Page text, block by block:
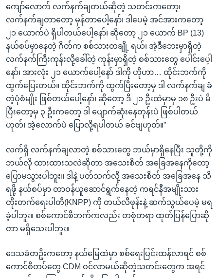
ကျော်လောက် လက်နက်ချတယ်ဆိုတဲ့ သတင်းကတော့၊
လက်နက်ချတာတော့ မှန်တာပေါ့နော်၊ ဒါပေမဲ့ အင်အားကတော့
၂၁ ယောက်ပဲ ရှိပါတယ်ပေါ့နော်၊ ဆိုတော့ ၂၁ ယောက် BP (13)
နယ်စပ်မှာနေတဲ့ ဂိတ်က စစ်သားတချို့ ရယ်၊ အဲ့ဒီဘေးမှာရှိတဲ့
လက်နက်ကြီးကုန်းလို့ခေါ်တဲ့ ကုန်းမှာရှိတဲ့ စစ်သားတွေ ပေါင်းပေ့ါ
နော်၊ အားလုံး ၂၁ ယောက်ပေါ့နော် ဒါကို ဟိုဟာ… ထိုင်းဘက်ကို
ထွက်ပြေးတယ်။ ထိုင်းဘက်ကို ထွက်ပြီးတော့မှ ဒါ လက်နက်ချ ခံ
တဲ့ပုံစံမျိုး ဖြစ်တယ်ပေါ့နော်၊ ဆိုတော့ ဒီ ၂၁ ဦးထဲမှာမှ ၁၈ ဦးပဲ မိ
ပြီးတော့မှ ၃ ဦးကတော့ ဒါ ပျောက်ဆုံးနေတုန်းပဲ ဖြစ်ပါတယ်
ဟုတ်၊ အဲ့လောက်ပဲ ပြောလို့ရပါတယ် ခင်ဗျဟုတ်။”
လက်ရှိ လက်နက်ချလာတဲ့ စစ်သားတွေ ဘယ်မှာရှိနေပြီး သူတို့ကို
ဘယ်လို ထားထားသလဲဆိုတာ အသေးစိတ် အခြေအနေကိုတော့
ပြောမသွားပါဘူး။ ဒါနဲ့ ပတ်သက်လို့ အသေးစိတ် အခြေအနေ သိ
ရဖို့ နယ်စပ်မှာ တာဝန်ယူဆောင်ရွက်နေတဲ့ ကရင်နီအမျိုးသား
တိုးတက်ရေးပါတီ(KNPP) ကို တယ်လီဖုန်းနဲ့ ဆက်သွယ်ပေမဲ့ မရ
ခဲ့ပါဘူး။ စစ်ကောင်စီဘက်ကလည်း တစုံတရာ ထုတ်ပြန်ပြောဆို
တာ မရှိသေးပါဘူး။
ဒေသခံတဦးကတော့ နယ်မြေထဲမှာ စစ်ရေးပြင်းထန်လာရင် စစ်
ကောင်စီတပ်တွေ CDM ဝင်လာမယ်ဆိုတဲ့သတင်းတွေက အရင်